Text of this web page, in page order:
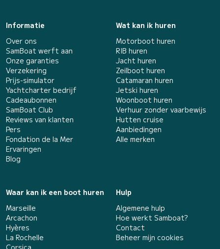
Informatie
Over ons
SamBoat werft aan
Onze garanties
Verzekering
Prijs-simulator
Yachtcharter bedrijf
Cadeaubonnen
SamBoat Club
Reviews van klanten
Pers
Fondation de la Mer
Ervaringen
Blog
Wat kan ik huren
Motorboot huren
RIB huren
Jacht huren
Zeilboot huren
Catamaran huren
Jetski huren
Woonboot huren
Verhuur zonder vaarbewijs
Hutten cruise
Aanbiedingen
Alle merken
Waar kan ik een boot huren
Marseille
Arcachon
Hyères
La Rochelle
Hulp
Algemene hulp
Hoe werkt Samboat?
Contact
Beheer mijn cookies